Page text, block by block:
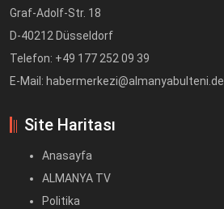
Graf-Adolf-Str. 18
D-40212 Düsseldorf
Telefon: +49 177 252 09 39
E-Mail: habermerkezi@almanyabulteni.de
Site Haritası
Anasayfa
ALMANYA TV
Politika